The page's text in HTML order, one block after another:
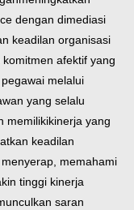
dengan dimediasi
keadilan organisasi
afektif yang
melalui
yang selalu
memilikikinerja yang
keadilan
memahami
tinggi kinerja
saran